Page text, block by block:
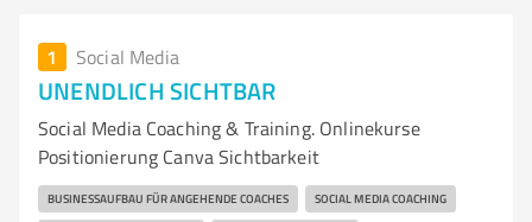
1 Social Media
UNENDLICH SICHTBAR
Social Media Coaching & Training. Onlinekurse
Positionierung Canva Sichtbarkeit
BUSINESSAUFBAU FÜR ANGEHENDE COACHES SOCIAL MEDIA COACHING